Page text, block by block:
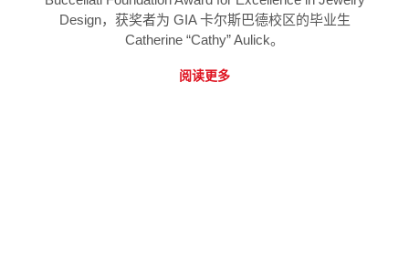
Design，获奖者为 GIA 卡尔斯巴德校区的毕业生
Catherine “Cathy” Aulick。
阅读更多